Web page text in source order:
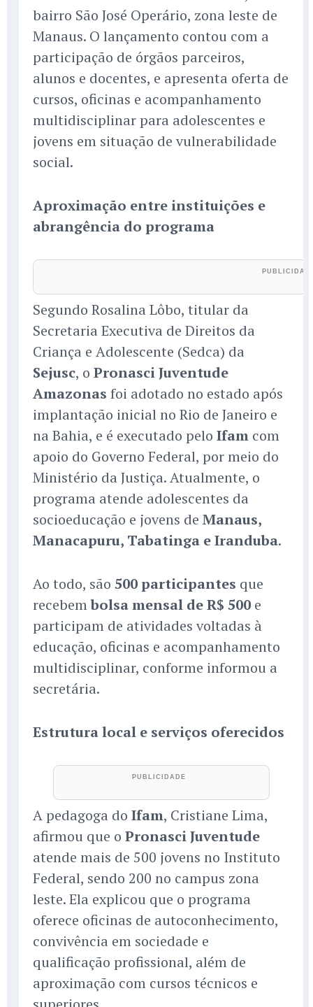
bairro São José Operário, zona leste de
Manaus. O lançamento contou com a
participação de órgãos parceiros,
alunos e docentes, e apresenta oferta de
cursos, oficinas e acompanhamento
multidisciplinar para adolescentes e
jovens em situação de vulnerabilidade
social.
Aproximação entre instituições e
abrangência do programa
Segundo Rosalina Lôbo, titular da
Secretaria Executiva de Direitos da
Criança e Adolescente (Sedca) da
Sejusc, o Pronasci Juventude
Amazonas foi adotado no estado após
implantação inicial no Rio de Janeiro e
na Bahia, e é executado pelo Ifam com
apoio do Governo Federal, por meio do
Ministério da Justiça. Atualmente, o
programa atende adolescentes da
socioeducação e jovens de Manaus,
Manacapuru, Tabatinga e Iranduba.
Ao todo, são 500 participantes que
recebembolsa mensal de R$ 500 e
participam de atividades voltadas à
educação, oficinas e acompanhamento
multidisciplinar, conforme informou a
secretária.
Estrutura local e serviços oferecidos
A pedagoga do Ifam, Cristiane Lima,
afirmou que o Pronasci Juventude
atende mais de 500 jovens no Instituto
Federal, sendo 200 no campus zona
leste. Ela explicou que o programa
oferece oficinas de autoconhecimento,
convivência em sociedade e
qualificação profissional, além de
aproximação com cursos técnicos e